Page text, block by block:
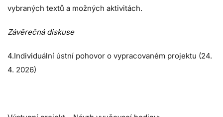
vybraných textů a možných aktivitách.
Závěrečná diskuse
4.Individuální ústní pohovor o vypracovaném projektu (24.
4. 2026)